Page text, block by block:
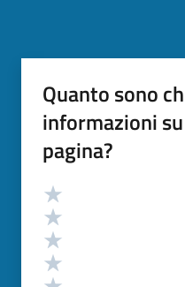
Quanto sono
informazioni
pagina?
Valutazione